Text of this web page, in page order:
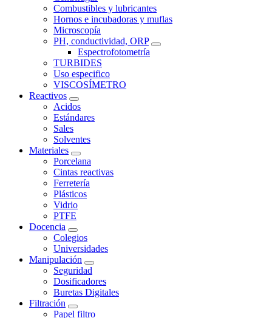
Combustibles y lubricantes
Hornos e incubadoras y muflas
Microscopía
PH, conductividad, ORP
Espectrofotometría
TURBIDES
Uso especifico
VISCOSÍMETRO
Reactivos
Acidos
Estándares
Sales
Solventes
Materiales
Porcelana
Cintas reactivas
Ferretería
Plásticos
Vidrio
PTFE
Docencia
Colegios
Universidades
Manipulación
Seguridad
Dosificadores
Buretas Digitales
Filtración
Papel filtro